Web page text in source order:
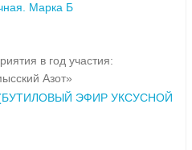
Марка Б
в год участия:
Азот»
ЭФИР УКСУСНОЙ